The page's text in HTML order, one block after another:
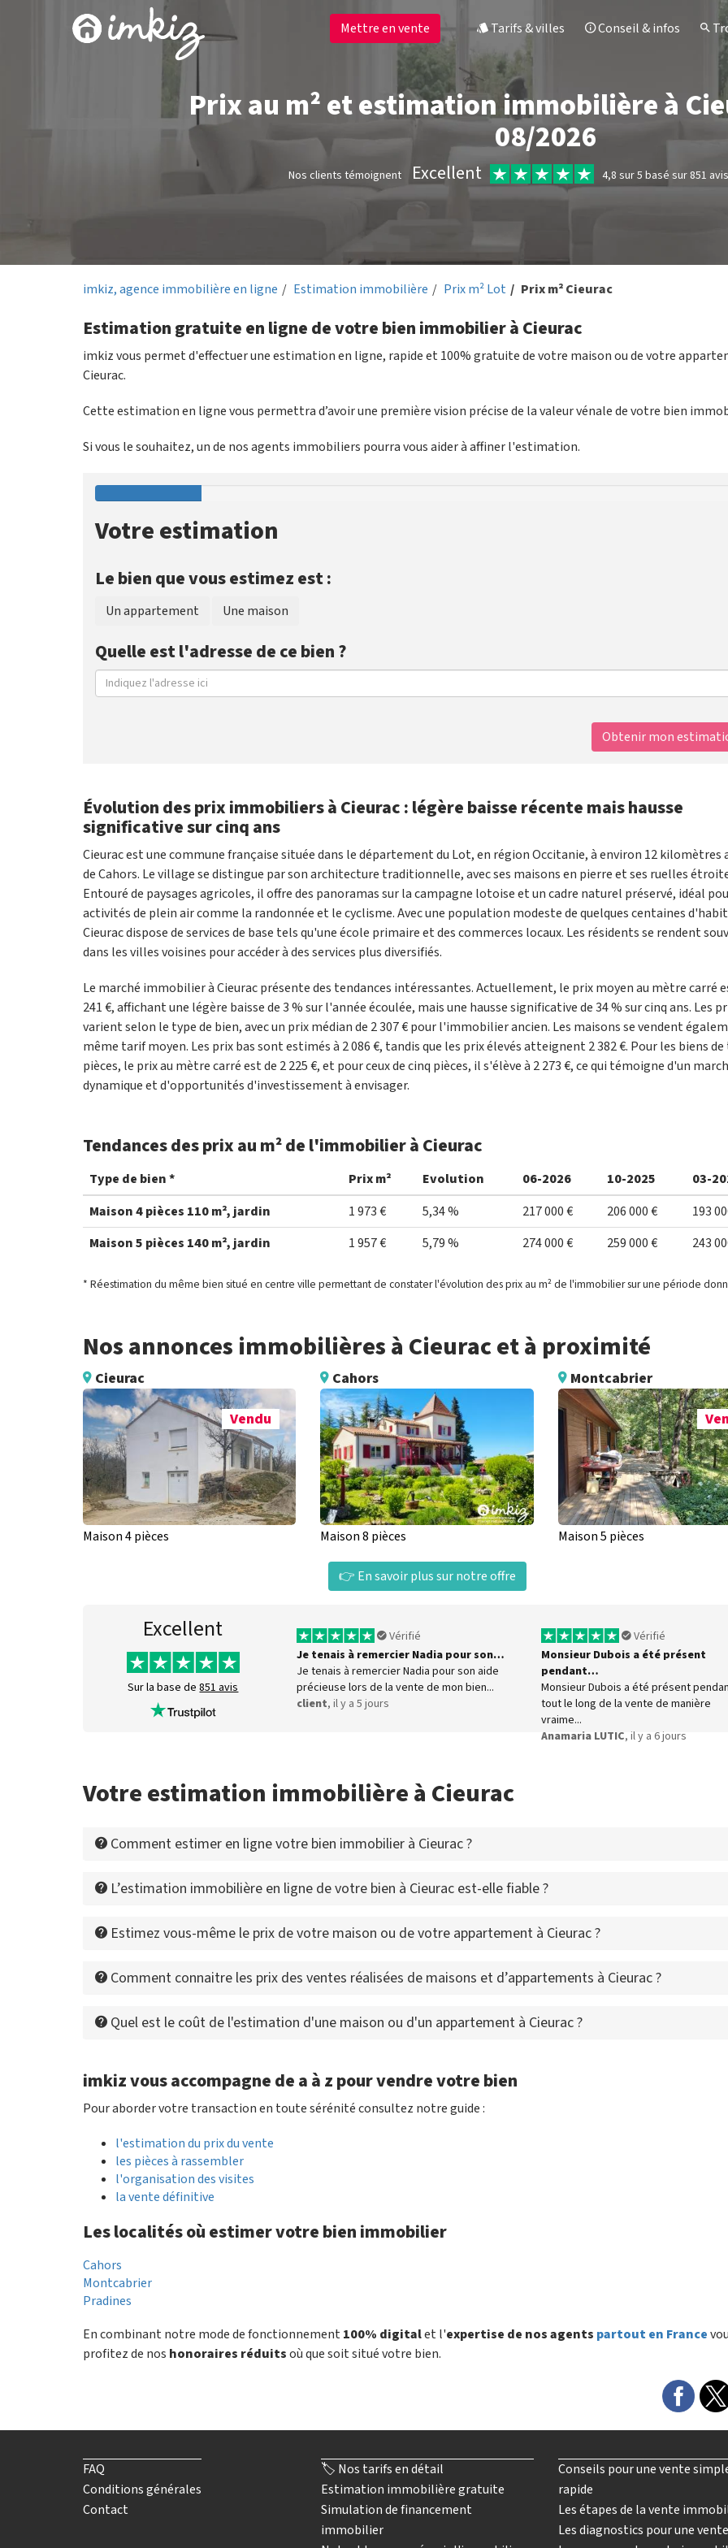
Mettre en vente Tarifs & villes Conseil & infos
Prix au m² et estimation immobilière à
08/2026
Nos clients témoignent Excellent 4,8 sur 5 basé sur 851
imkiz, agence immobilière en ligne Estimation immobilière Prix m² Lot Prix m² Cieurac
Estimation gratuite en ligne de votre bien immobilier à Cieurac
imkiz vous permet d'effectuer une estimation en ligne, rapide et 100% gratuite de votre maison ou de votre
Cieurac.
Cette estimation en ligne vous permettra d’avoir une première vision précise de la valeur vénale de votre bien
Si vous le souhaitez, un de nos agents immobiliers pourra vous aider à affiner l'estimation.
Votre estimation
Le bien que vous estimez est :
Un appartement Une maison
Quelle est l'adresse de ce bien ?
Obtenir mon
Évolution des prix immobiliers à Cieurac : légère baisse récente mais hausse
significative sur cinq ans
Cieurac est une commune française située dans le département du Lot, en région Occitanie, à environ 12 kilomètres
de Cahors. Le village se distingue par son architecture traditionnelle, avec ses maisons en pierre et ses ruelles
Entouré de paysages agricoles, il offre des panoramas sur la campagne lotoise et un cadre naturel préservé, idéal
activités de plein air comme la randonnée et le cyclisme. Avec une population modeste de quelques centaines
Cieurac dispose de services de base tels qu'une école primaire et des commerces locaux. Les résidents se rendent
dans les villes voisines pour accéder à des services plus diversifiés.
Le marché immobilier à Cieurac présente des tendances intéressantes. Actuellement, le prix moyen au mètre carré
241 €, affichant une légère baisse de 3 % sur l'année écoulée, mais une hausse significative de 34 % sur cinq ans. Les
varient selon le type de bien, avec un prix médian de 2 307 € pour l'immobilier ancien. Les maisons se vendent
même tarif moyen. Les prix bas sont estimés à 2 086 €, tandis que les prix élevés atteignent 2 382 €. Pour les biens
pièces, le prix au mètre carré est de 2 225 €, et pour ceux de cinq pièces, il s'élève à 2 273 €, ce qui témoigne d'un
dynamique et d'opportunités d'investissement à envisager.
Tendances des prix au m² de l'immobilier à Cieurac
Type de bien * Prix m² Evolution 06-2026 10-2025
03-
Maison 4 pièces 110 m², jardin
1 973 € 5,34 % 217 000 € 206 000 €
193
Maison 5 pièces 140 m², jardin
1 957 € 5,79 % 274 000 € 259 000 € 243
* Réestimation du même bien situé en centre ville permettant de constater l'évolution des prix au m² de l'immobilier sur une période
Nos annonces immobilières à Cieurac et à proximité
Cieurac
Vendu
Maison 4 pièces
Cahors
Maison 8 pièces
Montcabrier
Maison 5 pièces
👉 En savoir plus sur notre offre
Excellent
Sur la base de851 avis
Vérifié
Je tenais à remercier Nadia pour son…
Je tenais à remercier Nadia pour son aide
précieuse lors de la vente de mon bien...
client, il y a 5 jours
Vérifié
Monsieur Dubois a été présent
pendant…
Monsieur Dubois a été présent
tout le long de la vente de manière
vraime...
Anamaria LUTIC, il y a 6 jours
Votre estimation immobilière à Cieurac
Comment estimer en ligne votre bien immobilier à Cieurac ?
L’estimation immobilière en ligne de votre bien à Cieurac est-elle fiable ?
Estimez vous-même le prix de votre maison ou de votre appartement à Cieurac ?
Comment connaitre les prix des ventes réalisées de maisons et d’appartements à Cieurac ?
Quel est le coût de l'estimation d'une maison ou d'un appartement à Cieurac ?
imkiz vous accompagne de a à z pour vendre votre bien
Pour aborder votre transaction en toute sérénité consultez notre guide :
l'estimation du prix du vente
les pièces à rassembler
l'organisation des visites
la vente définitive
Les localités où estimer votre bien immobilier
Cahors
Montcabrier
Pradines
En combinant notre mode de fonctionnement 100% digitalet l'expertise de nos agents partout en France
profitez de nos honoraires réduitsoù que soit situé votre bien.
FAQ
Conditions générales
Contact
🏷️ Nos tarifs en détail
Estimation immobilière gratuite
Simulation de financement
immobilier
Conseils pour une vente
rapide
Les étapes de la vente
Les diagnostics pour une vente